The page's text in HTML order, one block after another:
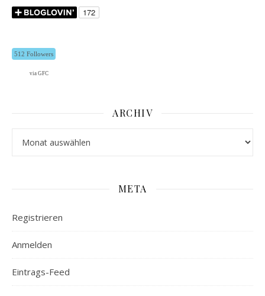
512 Followers
via GFC
ARCHIV
META
Registrieren
Anmelden
Eintrags-Feed